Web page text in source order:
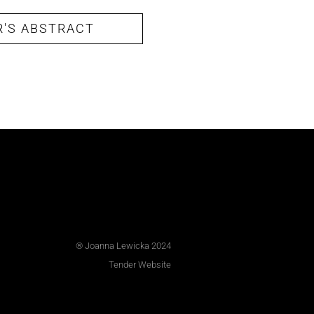
ABSTRACT
® Joanna Lewicka 2024
Tender Website